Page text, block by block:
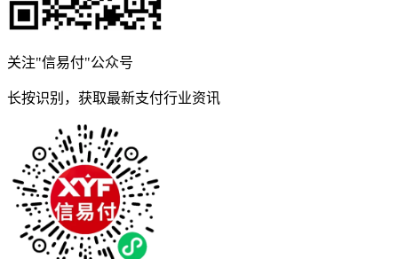
关注"信易付"公众号
长按识别，获取最新支付行业资讯